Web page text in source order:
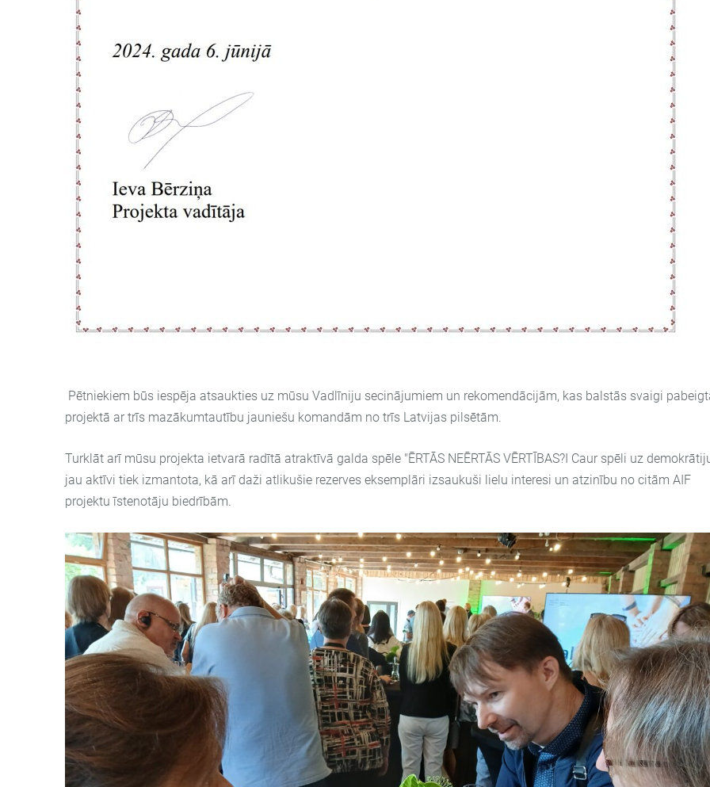
Pētniekiem būs iespēja atsaukties uz mūsu Vadlīniju secinājumiem un rekomendācijām, kas balstās svaigi
projektā ar trīs mazākumtautību jauniešu komandām no trīs Latvijas pilsētām.
Turklāt arī mūsu projekta ietvarā radītā atraktīvā galda spēle "ĒRTĀS NEĒRTĀS VĒRTĪBAS?I Caur spēli uz
jau aktīvi tiek izmantota, kā arī daži atlikušie rezerves eksemplāri izsaukuši lielu interesi un atzinību no citām AIF
projektu īstenotāju biedrībām.